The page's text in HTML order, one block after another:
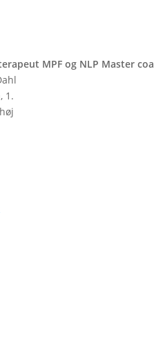
MPF og NLP Master
1.